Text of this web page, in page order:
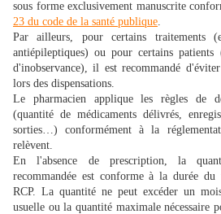
sous forme exclusivement manuscrite
23 du code de la santé publique
Par ailleurs, pour certains traitements
antiépileptiques) ou pour certains patients
d'inobservance), il est recommandé
lors des dispensations.
Le pharmacien applique les règles de
(quantité de médicaments délivrés,
sorties…) conformément à la
relèvent.
En l'absence de prescription, la
recommandée est conforme à la durée
RCP. La quantité ne peut excéder un
usuelle ou la quantité maximale nécessaire